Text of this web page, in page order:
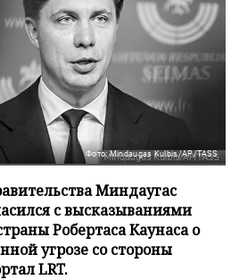
Фото: Mindaugas Kulbis/AP/TASS
Миндаугас
с высказываниями
Робертаса Каунаса о
угрозе со стороны
LRT.